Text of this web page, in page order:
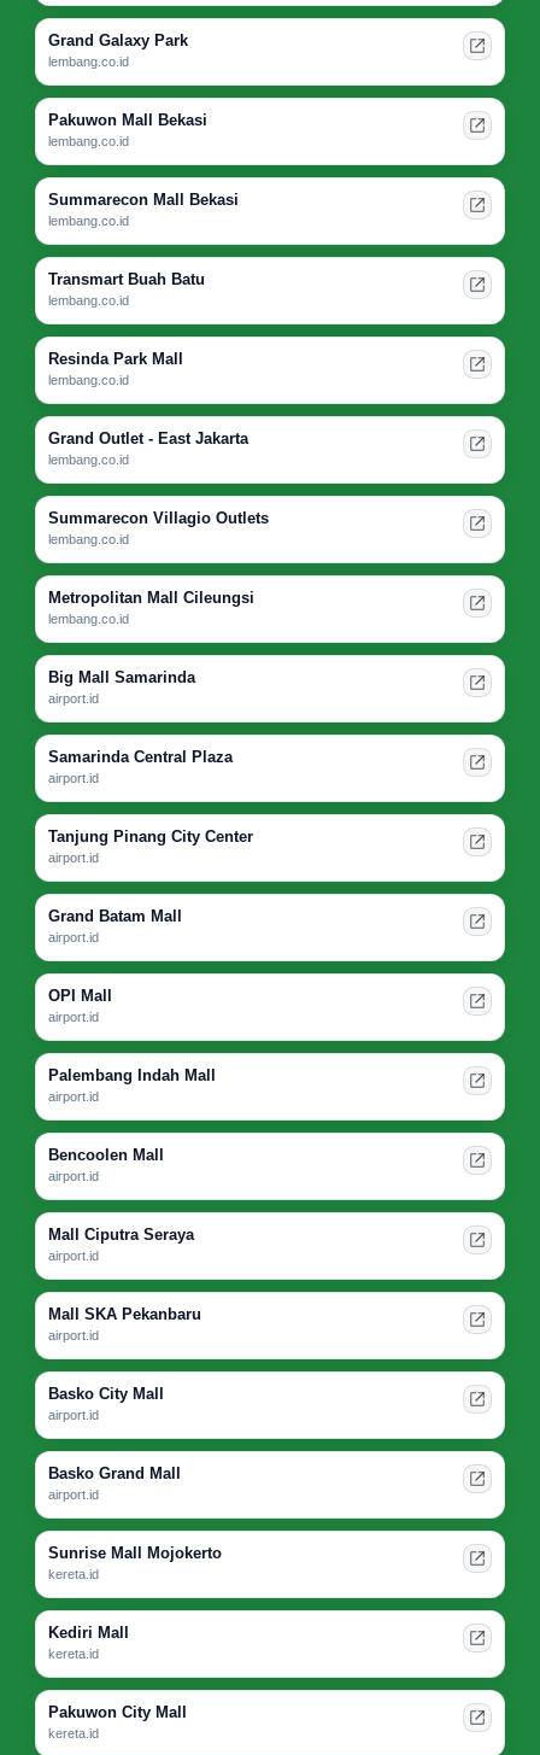
Grand Galaxy Park
lembang.co.id
Pakuwon Mall Bekasi
lembang.co.id
Summarecon Mall Bekasi
lembang.co.id
Transmart Buah Batu
lembang.co.id
Resinda Park Mall
lembang.co.id
Grand Outlet - East Jakarta
lembang.co.id
Summarecon Villagio Outlets
lembang.co.id
Metropolitan Mall Cileungsi
lembang.co.id
Big Mall Samarinda
airport.id
Samarinda Central Plaza
airport.id
Tanjung Pinang City Center
airport.id
Grand Batam Mall
airport.id
OPI Mall
airport.id
Palembang Indah Mall
airport.id
Bencoolen Mall
airport.id
Mall Ciputra Seraya
airport.id
Mall SKA Pekanbaru
airport.id
Basko City Mall
airport.id
Basko Grand Mall
airport.id
Sunrise Mall Mojokerto
kereta.id
Kediri Mall
kereta.id
Pakuwon City Mall
kereta.id